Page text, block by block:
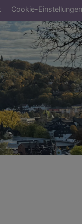
Cookie-Einstellungen